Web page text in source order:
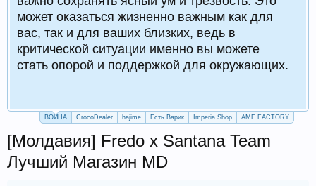
может оказаться жизненно важным как для
вас, так и для ваших близких, ведь в
критической ситуации именно вы можете
стать опорой и поддержкой для окружающих.
ВОЙНА CrocoDealer hajime Есть Варик Imperia Shop AMF FACTORY
[Молдавия] Fredo x Santana Team
Лучший Магазин MD